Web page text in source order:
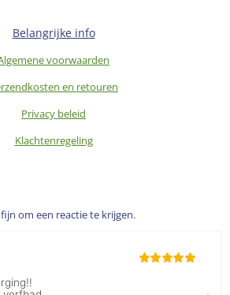
Belangrijke info
voorwaarden
en retouren
Privacy beleid
Klachtenregeling
om een reactie te krijgen.